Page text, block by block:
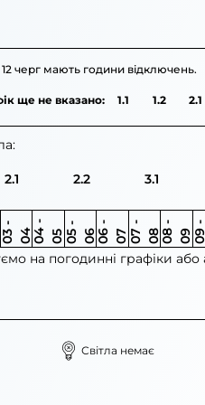
12 черг мають години відключень.
ще не вказано: 1.1 1.2 2.1
2.1 2.2 3.1
0 3
-
0 4 0 4
-
0 5 0 5
-
0 6 0 6
-
0 7 0 7
-
0 8 0 8
-
0 9 0
9
-
1
на погодинні графіки
Світла немає